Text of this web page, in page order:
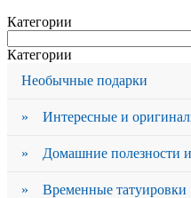
Категории
Категории
Необычные подарки
» Интересные и
» Домашние полезности
» Временные татуировки